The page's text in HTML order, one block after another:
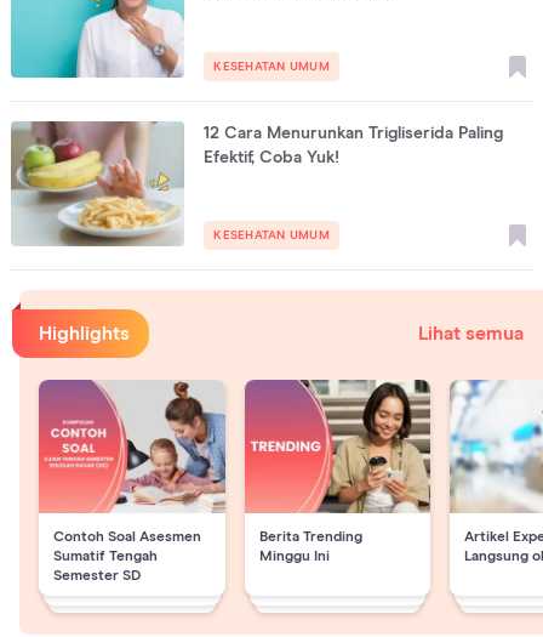
KESEHATAN UMUM
12 Cara Menurunkan Trigliserida Paling
Efektif, Coba Yuk!
KESEHATAN UMUM
Highlights Lihat semua
Contoh Soal Asesmen
Sumatif Tengah
Semester SD
Berita Trending
Minggu Ini
Artikel
Langsung